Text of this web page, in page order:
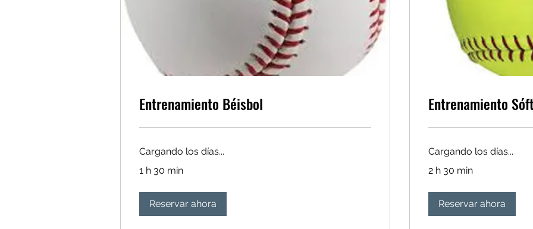
Entrenamiento Béisbol
Cargando los días...
1 h 30 min
Reservar ahora
Entrenamiento
Cargando los días...
2 h 30 min
Reservar ahora